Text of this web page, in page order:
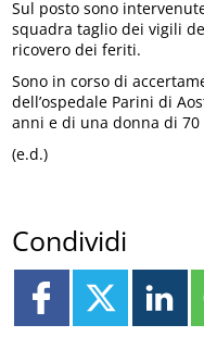
Sul posto sono
squadra taglio dei vigili
ricovero dei feriti.
Sono in corso di
dell’ospedale Parini di
anni e di una donna di
(e.d.)
Condividi